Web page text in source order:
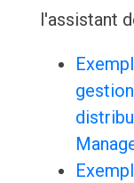
l'assistant